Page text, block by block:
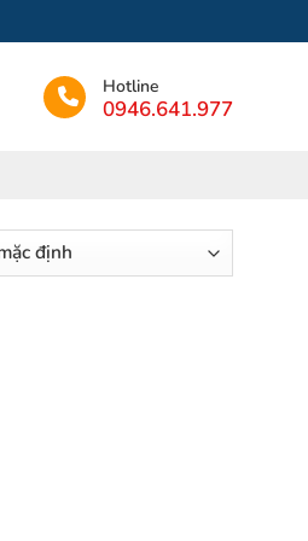
Hotline
0946.641.977